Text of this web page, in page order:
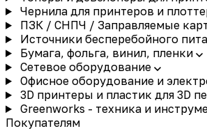
Чернила для принтеров и
ПЗК / СНПЧ / Заправляемые
Источники бесперебойного
Бумага, фольга, винил, пленки
Сетевое оборудование
Офисное оборудование и
3D принтеры и пластик для 3D
Greenworks - техника и
Покупателям